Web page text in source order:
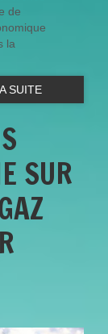
de
la
SUITE
SUR